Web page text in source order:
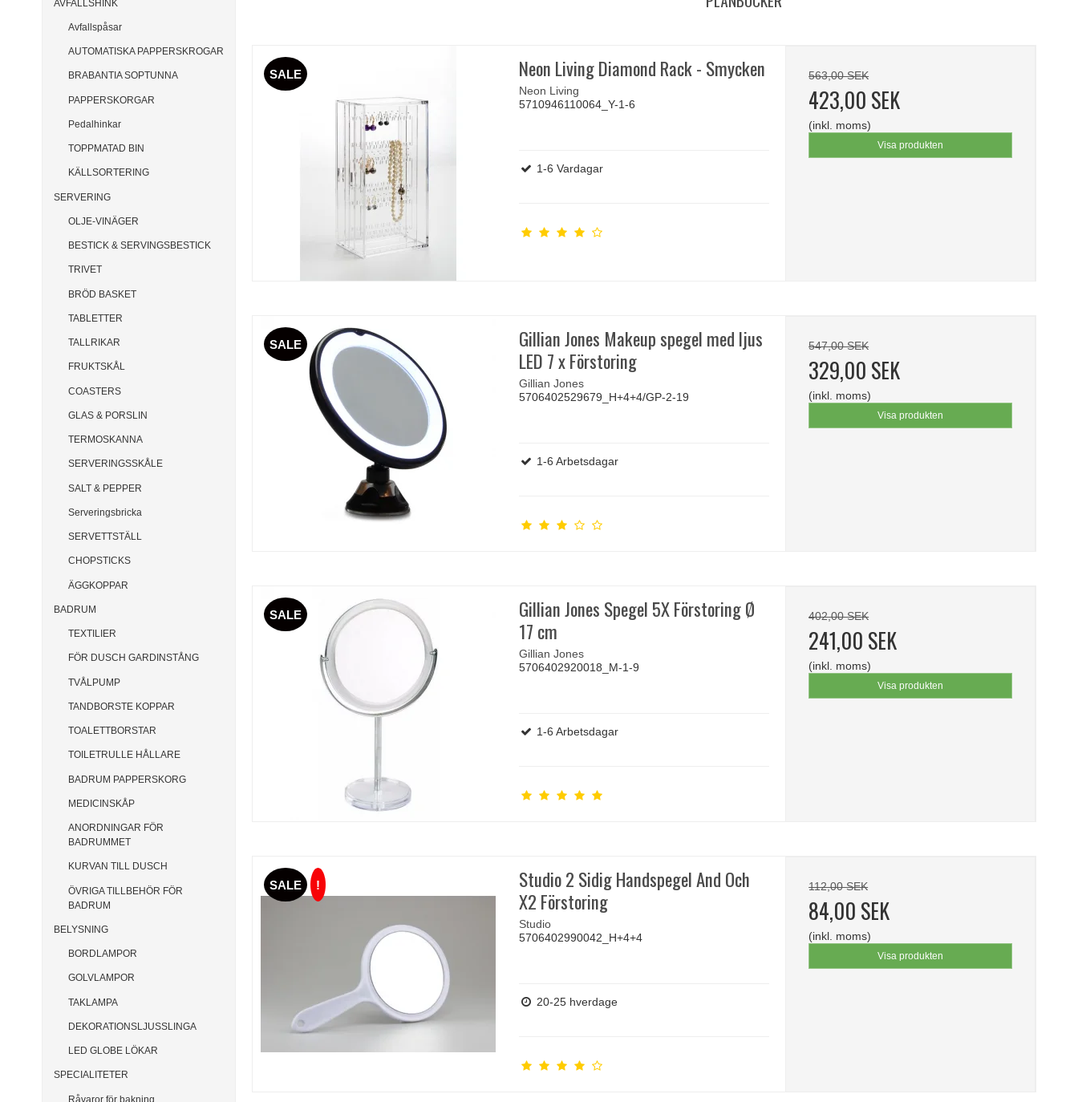
AVFALLSHINK
Avfallspåsar
AUTOMATISKA PAPPERSKROGAR
BRABANTIA SOPTUNNA
PAPPERSKORGAR
Pedalhinkar
TOPPMATAD BIN
KÄLLSORTERING
SERVERING
OLJE-VINÄGER
BESTICK & SERVINGSBESTICK
TRIVET
BRÖD BASKET
TABLETTER
TALLRIKAR
FRUKTSKÅL
COASTERS
GLAS & PORSLIN
TERMOSKANNA
SERVERINGSSKÅLE
SALT & PEPPER
Serveringsbricka
SERVETTSTÄLL
CHOPSTICKS
ÄGGKOPPAR
BADRUM
TEXTILIER
FÖR DUSCH GARDINSTÅNG
TVÅLPUMP
TANDBORSTE KOPPAR
TOALETTBORSTAR
TOILETRULLE HÅLLARE
BADRUM PAPPERSKORG
MEDICINSKÅP
ANORDNINGAR FÖR
BADRUMMET
KURVAN TILL DUSCH
ÖVRIGA TILLBEHÖR FÖR
BADRUM
BELYSNING
BORDLAMPOR
GOLVLAMPOR
TAKLAMPA
DEKORATIONSLJUSSLINGA
LED GLOBE LÖKAR
SPECIALITETER
Råvaror för bakning
SALE Neon Living Diamond Rack - Smycken
Neon Living
5710946110064_Y-1-6
1-6 Vardagar
563,00 SEK
423,00 SEK
(inkl. moms)
Visa produkten
SALE
Gillian Jones Makeup spegel med ljus
LED 7 x Förstoring
Gillian Jones
5706402529679_H+4+4/GP-2-19
1-6 Arbetsdagar
547,00 SEK
329,00 SEK
(inkl. moms)
Visa produkten
SALE
Gillian Jones Spegel 5X Förstoring Ø
17 cm
Gillian Jones
5706402920018_M-1-9
1-6 Arbetsdagar
402,00 SEK
241,00 SEK
(inkl. moms)
Visa produkten
SALE !
Studio 2 Sidig Handspegel And Och
X2 Förstoring
Studio
5706402990042_H+4+4
20-25 hverdage
112,00 SEK
84,00 SEK
(inkl. moms)
Visa produkten